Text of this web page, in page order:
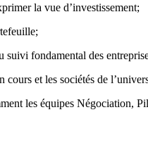
la vue d’investissement;
suivi fondamental des
et les sociétés de
les équipes Négociation,